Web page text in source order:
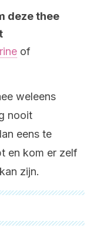
deze thee
of
weleens
nooit
eens te
en kom er zelf
zijn.
door